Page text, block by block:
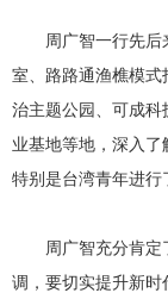
周广智一行先后来
室、路路通渔樵模
治主题公园、可成科
业基地等地，深入
特别是台湾青年进行
周广智充分肯定了
调，要切实提升新